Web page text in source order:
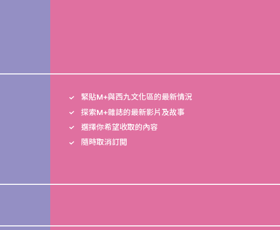
緊貼M+與西九文化區的最新情況
探索M+雜誌的最新影片及故事
選擇你希望收取的內容
隨時取消訂閲